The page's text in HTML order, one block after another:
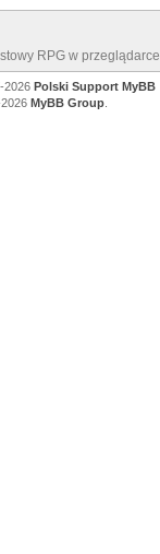
RPG w przeglądarce
2026 Polski Support MyBB
2026 MyBB Group